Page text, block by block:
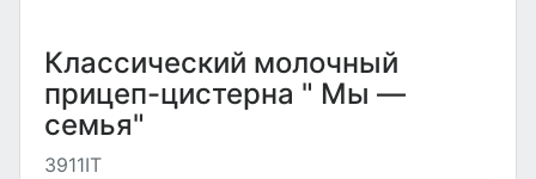
Классический молочный
прицеп-цистерна " Мы —
семья"
3911IT